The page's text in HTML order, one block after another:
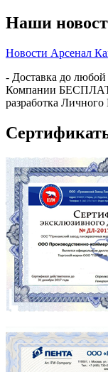
Наши
Новости Арсенал
- Доставка до
Компании
разработка Личного